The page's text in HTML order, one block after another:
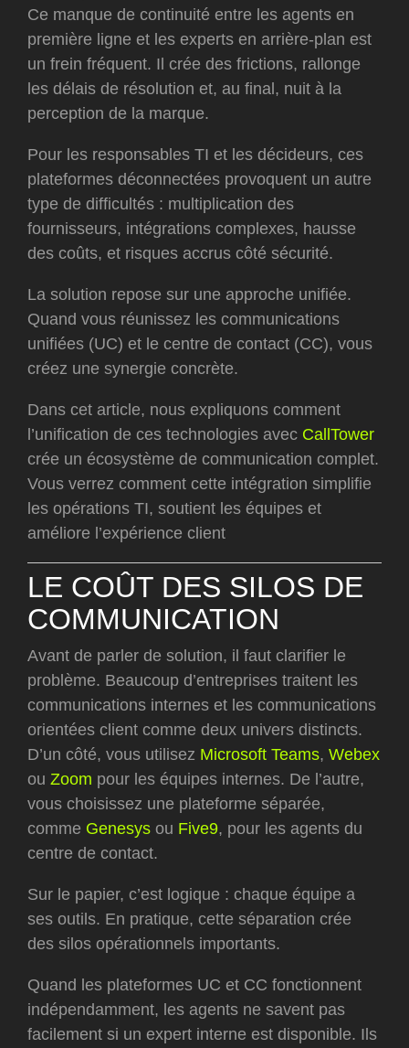
Ce manque de continuité entre les agents en
première ligne et les experts en arrière-plan est
un frein fréquent. Il crée des frictions, rallonge
les délais de résolution et, au final, nuit à la
perception de la marque.
Pour les responsables TI et les décideurs, ces
plateformes déconnectées provoquent un autre
type de difficultés : multiplication des
fournisseurs, intégrations complexes, hausse
des coûts, et risques accrus côté sécurité.
La solution repose sur une approche unifiée.
Quand vous réunissez les communications
unifiées (UC) et le centre de contact (CC), vous
créez une synergie concrète.
Dans cet article, nous expliquons comment
l’unification de ces technologies avec CallTower
crée un écosystème de communication complet.
Vous verrez comment cette intégration simplifie
les opérations TI, soutient les équipes et
améliore l’expérience client
LE COÛT DES SILOS DE
COMMUNICATION
Avant de parler de solution, il faut clarifier le
problème. Beaucoup d’entreprises traitent les
communications internes et les communications
orientées client comme deux univers distincts.
D’un côté, vous utilisez Microsoft Teams, Webex
ou Zoom pour les équipes internes. De l’autre,
vous choisissez une plateforme séparée,
comme Genesys ou Five9, pour les agents du
centre de contact.
Sur le papier, c’est logique : chaque équipe a
ses outils. En pratique, cette séparation crée
des silos opérationnels importants.
Quand les plateformes UC et CC fonctionnent
indépendamment, les agents ne savent pas
facilement si un expert interne est disponible. Ils